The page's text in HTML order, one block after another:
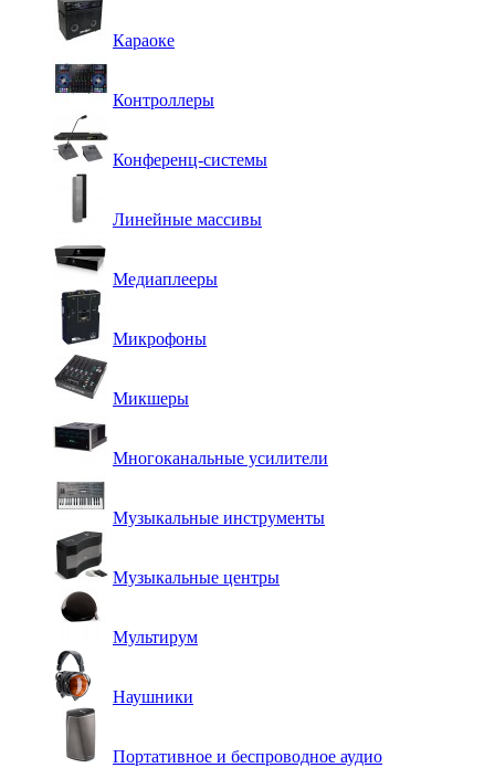
Караоке
Контроллеры
Конференц-системы
Линейные массивы
Медиаплееры
Микрофоны
Микшеры
Многоканальные усилители
Музыкальные инструменты
Музыкальные центры
Мультирум
Наушники
Портативное и беспроводное аудио